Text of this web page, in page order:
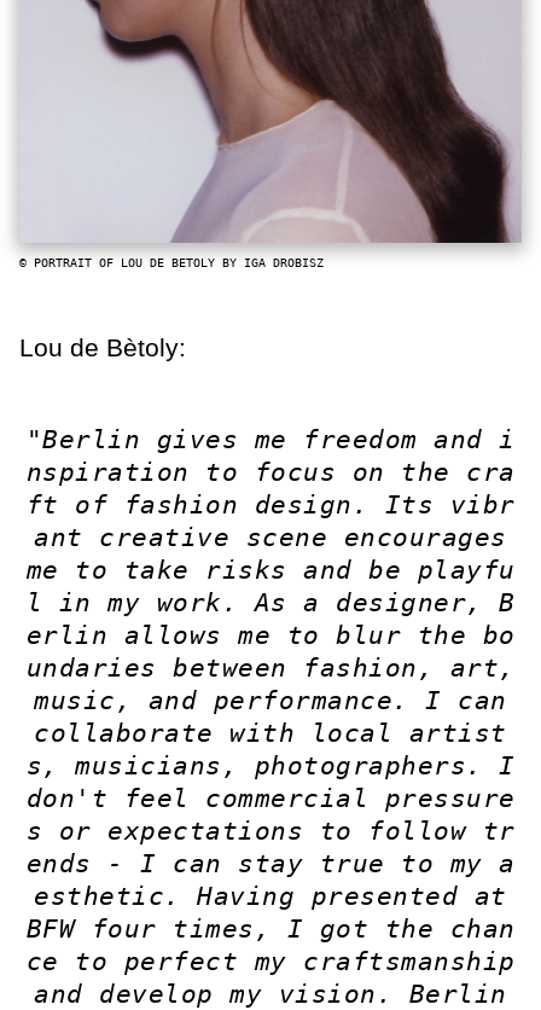
© PORTRAIT OF LOU DE BETOLY BY IGA DROBISZ
Lou de Bètoly:
"Berlin gives me freedom and i
nspiration to focus on the cra
ft of fashion design. Its vibr
ant creative scene encourages
me to take risks and be playfu
l in my work. As a designer, B
erlin allows me to blur the bo
undaries between fashion, art,
music, and performance. I can
collaborate with local artist
s, musicians, photographers. I
don't feel commercial pressure
s or expectations to follow tr
ends - I can stay true to my a
esthetic. Having presented at
BFW four times, I got the chan
ce to perfect my craftsmanship
and develop my vision. Berlin